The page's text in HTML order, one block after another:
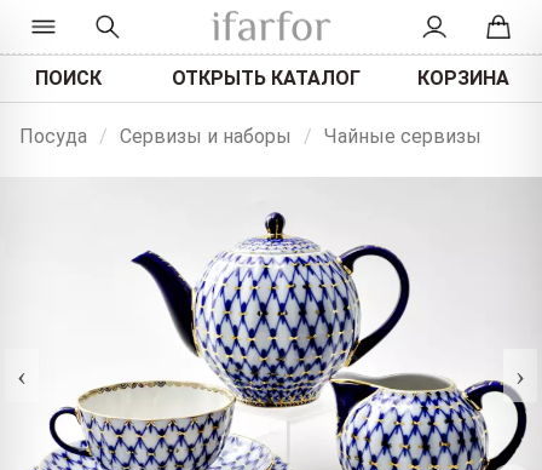
ПОИСК ОТКРЫТЬ КАТАЛОГ КОРЗИНА
Посуда / Сервизы и наборы / Чайные сервизы
‹ ›